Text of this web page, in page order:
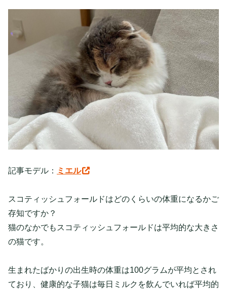
記事モデル： ミエル
スコティッシュフォールドはどのくらいの体重になるかご
存知ですか？
猫のなかでもスコティッシュフォールドは平均的な大きさ
の猫です。
生まれたばかりの出生時の体重は100グラムが平均とされ
ており、健康的な子猫は毎日ミルクを飲んでいれば平均的